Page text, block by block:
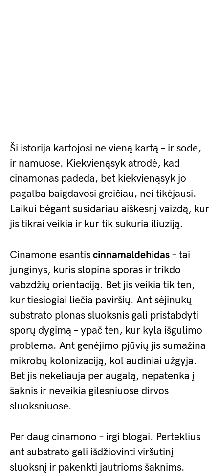
Ši istorija kartojosi ne vieną kartą – ir sode,
ir namuose. Kiekvienąsyk atrodė, kad
cinamonas padeda, bet kiekvienąsyk jo
pagalba baigdavosi greičiau, nei tikėjausi.
Laikui bėgant susidariau aiškesnį vaizdą, kur
jis tikrai veikia ir kur tik sukuria iliuziją.
Cinamone esantis cinnamaldehidas – tai
junginys, kuris slopina sporas ir trikdo
vabzdžių orientaciją. Bet jis veikia tik ten,
kur tiesiogiai liečia paviršių. Ant sėjinukų
substrato plonas sluoksnis gali pristabdyti
sporų dygimą – ypač ten, kur kyla išgulimo
problema. Ant genėjimo pjūvių jis sumažina
mikrobų kolonizaciją, kol audiniai užgyja.
Bet jis nekeliauja per augalą, nepatenka į
šaknis ir neveikia gilesniuose dirvos
sluoksniuose.
Per daug cinamono – irgi blogai. Perteklius
ant substrato gali išdžiovinti viršutinį
sluoksnį ir pakenkti jautrioms šaknims.